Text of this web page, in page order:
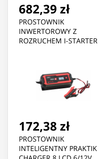
682,39 zł
PROSTOWNIK
INWERTOROWY Z
ROZRUCHEM I-STARTER
172,38 zł
PROSTOWNIK
INTELIGENTNY PRAKTIK